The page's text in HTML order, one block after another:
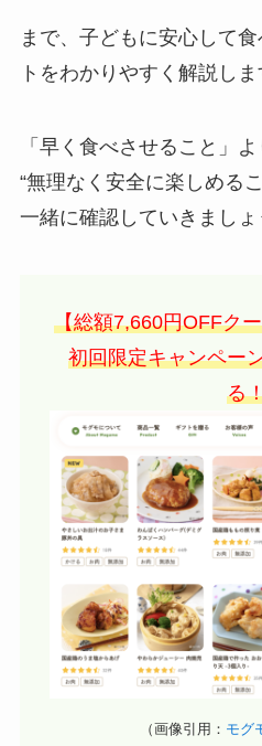
まで、子どもに安心して
トをわかりやすく解説しま
「早く食べさせること」よ
“無理なく安全に楽しめる
一緒に確認していきましょ
【総額7,660円OFFク
初回限定キャンペー
る
（画像引用： モグ